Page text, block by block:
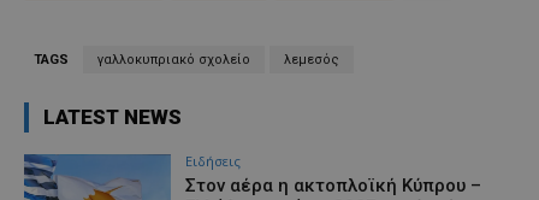
TAGS γαλλοκυπριακό σχολείο λεμεσός
LATEST NEWS
Ειδήσεις
Στον αέρα η ακτοπλοϊκή Κύπρου –